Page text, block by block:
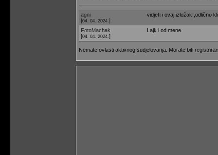
agni
[04. 04. 2024. ]
vidjeh i ovaj izložak ,odlično
FotoMachak
[04. 04. 2024. ]
Lajk i od mene.
Nemate ovlasti aktivnog sudjelovanja. Morate biti